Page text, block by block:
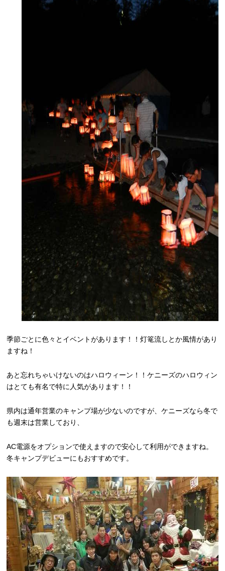
季節ごとに色々とイベントがあります！！灯篭流しとか風情があり
ますね！
あと忘れちゃいけないのはハロウィーン！！ケニーズのハロウィン
はとても有名で特に人気があります！！
県内は通年営業のキャンプ場が少ないのですが、ケニーズなら冬で
も週末は営業しており、
AC電源をオプションで使えますので安心して利用ができますね。
冬キャンプデビューにもおすすめです。